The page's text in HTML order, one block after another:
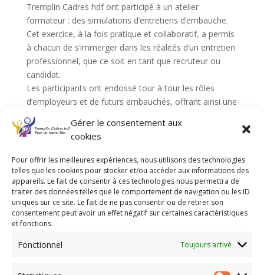
Gérer le consentement aux
cookies
Pour offrir les meilleures expériences, nous utilisons des technologies
telles que les cookies pour stocker et/ou accéder aux informations des
appareils. Le fait de consentir à ces technologies nous permettra de
traiter des données telles que le comportement de navigation ou les ID
uniques sur ce site. Le fait de ne pas consentir ou de retirer son
consentement peut avoir un effet négatif sur certaines caractéristiques
et fonctions.
Fonctionnel Toujours activé
Tremplin Cadres hdf ont participé à un atelier
formateur : des simulations d’entretiens d’embauche.
Cet exercice, à la fois pratique et collaboratif, a permis
à chacun de s’immerger dans les réalités d’un entretien
professionnel, que ce soit en tant que recruteur ou
candidat.
Les participants ont endossé tour à tour les rôles
d’employeurs et de futurs embauchés, offrant ainsi une
expérience complète et réaliste.
Chaque simulation a été suivie d’un retour constructif
et bienveillant de la part des autres membres de
l’assemblée, favorisant ainsi l’échange de conseils et
l’amélioration continue.
Cet atelier a non seulement renforcé les compétences
en communication et en négociation des adhérents,
mais il a aussi créé un espace d’entraide et de partage
d’expériences. Une belle illustration de la dynamique